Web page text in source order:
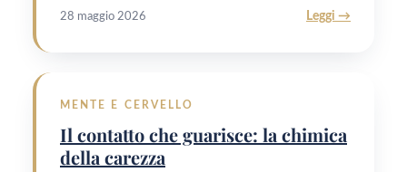
28 maggio 2026 Leggi →
MENTE E CERVELLO
Il contatto che guarisce: la chimica
della carezza